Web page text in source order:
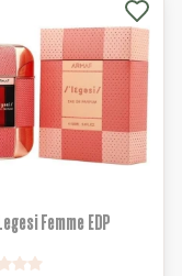
Femme EDP